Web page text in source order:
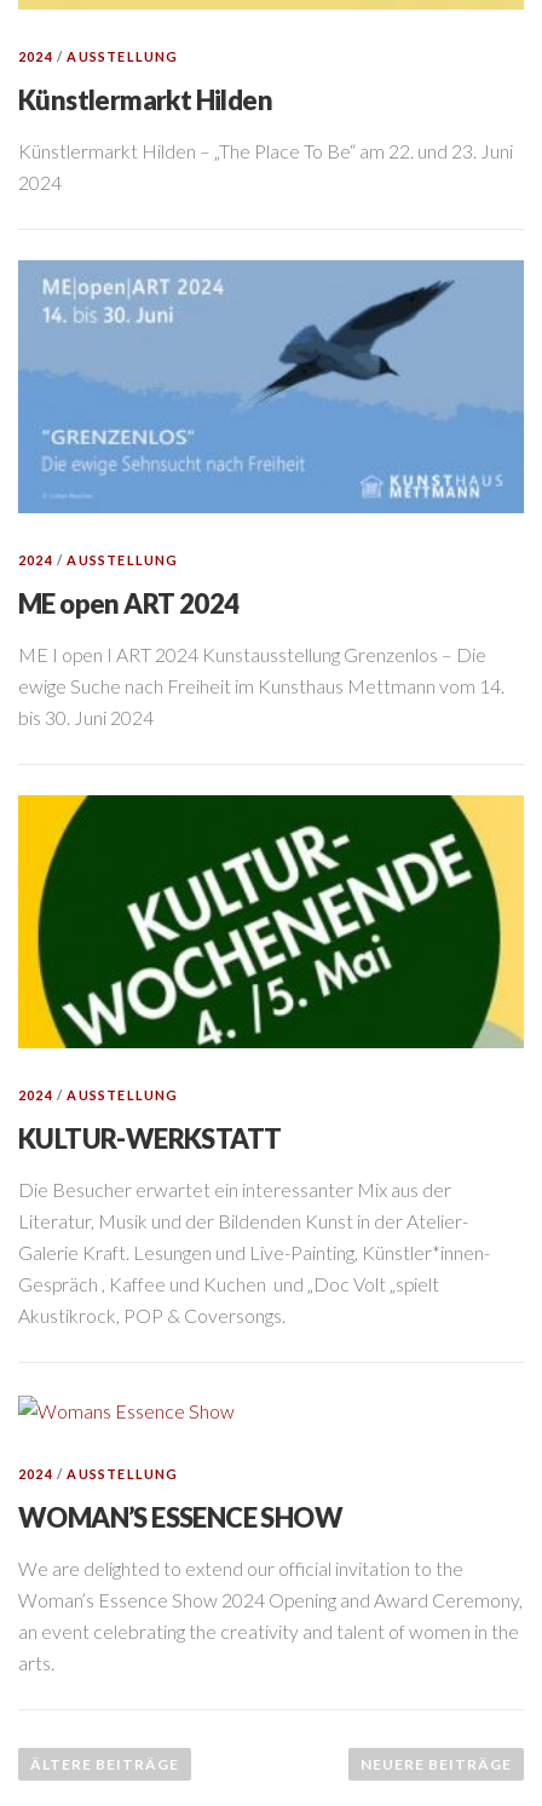
2024 /AUSSTELLUNG
Künstlermarkt Hilden
Künstlermarkt Hilden – „The Place To Be“ am 22. und 23. Juni
2024
2024 /AUSSTELLUNG
ME open ART 2024
ME I open I ART 2024 Kunstausstellung Grenzenlos – Die
ewige Suche nach Freiheit im Kunsthaus Mettmann vom 14.
bis 30. Juni 2024
2024 /AUSSTELLUNG
KULTUR-WERKSTATT
Die Besucher erwartet ein interessanter Mix aus der
Literatur, Musik und der Bildenden Kunst in der Atelier-
Galerie Kraft. Lesungen und Live-Painting, Künstler*innen-
Gespräch , Kaffee und Kuchen und „Doc Volt „spielt
Akustikrock, POP & Coversongs.
2024 /AUSSTELLUNG
WOMAN’S ESSENCE SHOW
We are delighted to extend our official invitation to the
Woman’s Essence Show 2024 Opening and Award Ceremony,
an event celebrating the creativity and talent of women in the
arts.
e
i
ÄLTERE BEITRÄGE NEUERE BEITRÄGE